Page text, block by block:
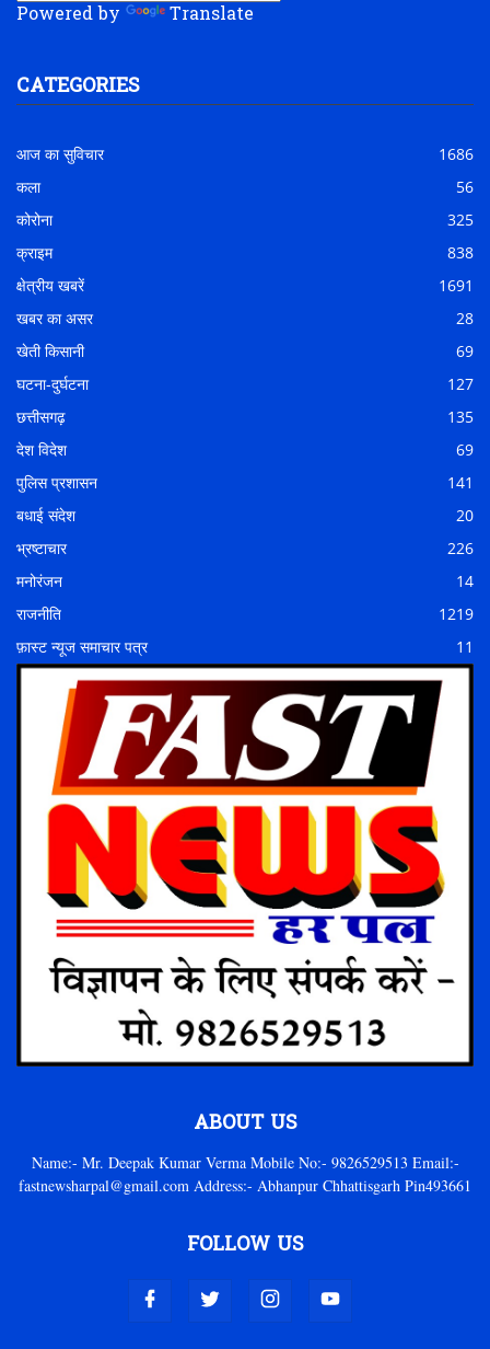
Powered by Translate
CATEGORIES
आज का सुविचार
1686
कला
56
कोरोना
325
क्राइम
838
क्षेत्रीय खबरें
1691
खबर का असर
28
खेती किसानी
69
घटना-दुर्घटना
127
छत्तीसगढ़
135
देश विदेश
69
पुलिस प्रशासन
141
बधाई संदेश
20
भ्रष्टाचार
226
मनोरंजन
14
राजनीति
1219
फ़ास्ट न्यूज समाचार पत्र
11
ABOUT US
Name:- Mr. Deepak Kumar Verma Mobile No:- 9826529513 Email:-
fastnewsharpal@gmail.com Address:- Abhanpur Chhattisgarh Pin493661
FOLLOW US